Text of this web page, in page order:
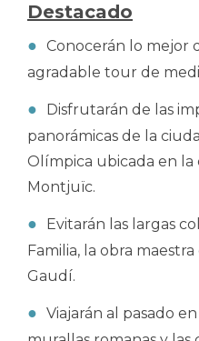
Destacado
Conocerán lo mejor
agradable tour de
Disfrutarán de las
panorámicas de la
Olímpica ubicada en la
Montjuïc.
Evitarán las largas
Familia, la obra
Gaudí.
Viajarán al pasado